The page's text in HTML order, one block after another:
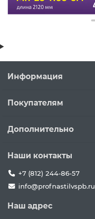
Информация
Покупателям
Дополнительно
Наши контакты
+7 (812) 244-86-57
info@profnastilvspb.ru
Наш адрес